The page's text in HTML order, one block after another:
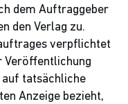
dem Auftraggeber
den Verlag zu.
verpflichtet
Veröffentlichung
auf tatsächliche
Anzeige bezieht,